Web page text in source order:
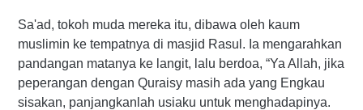
Sa'ad, tokoh muda mereka itu, dibawa oleh kaum
muslimin ke tempatnya di masjid Rasul. Ia mengarahkan
pandangan matanya ke langit, lalu berdoa, “Ya Allah, jika
peperangan dengan Quraisy masih ada yang Engkau
sisakan, panjangkanlah usiaku untuk menghadapinya.